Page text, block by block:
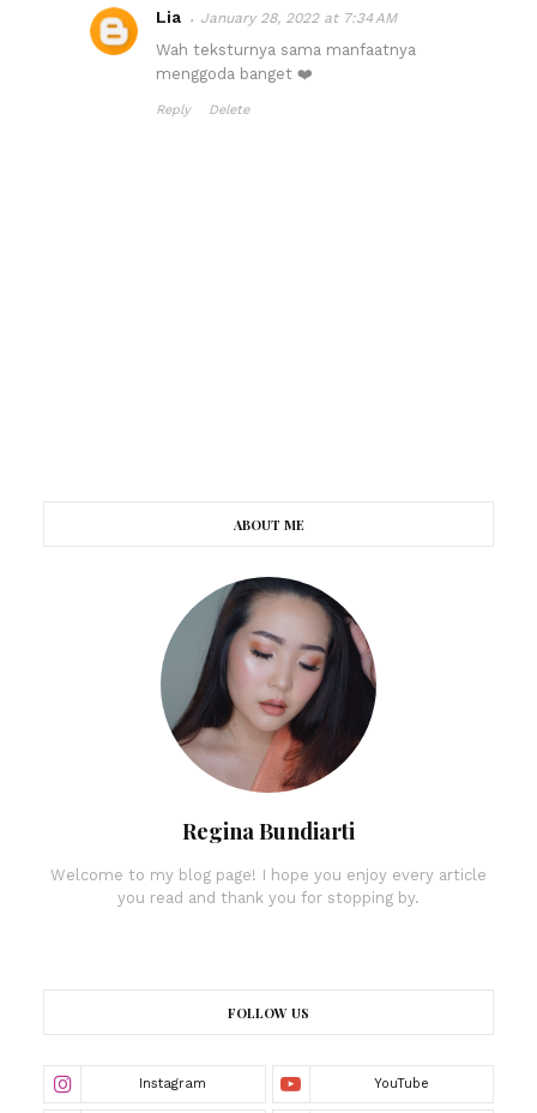
Lia January 28, 2022 at 7:34 AM
Wah teksturnya sama manfaatnya
menggoda banget ❤️
Reply Delete
ABOUT ME
Regina Bundiarti
Welcome to my blog page! I hope you enjoy every article
you read and thank you for stopping by.
FOLLOW US